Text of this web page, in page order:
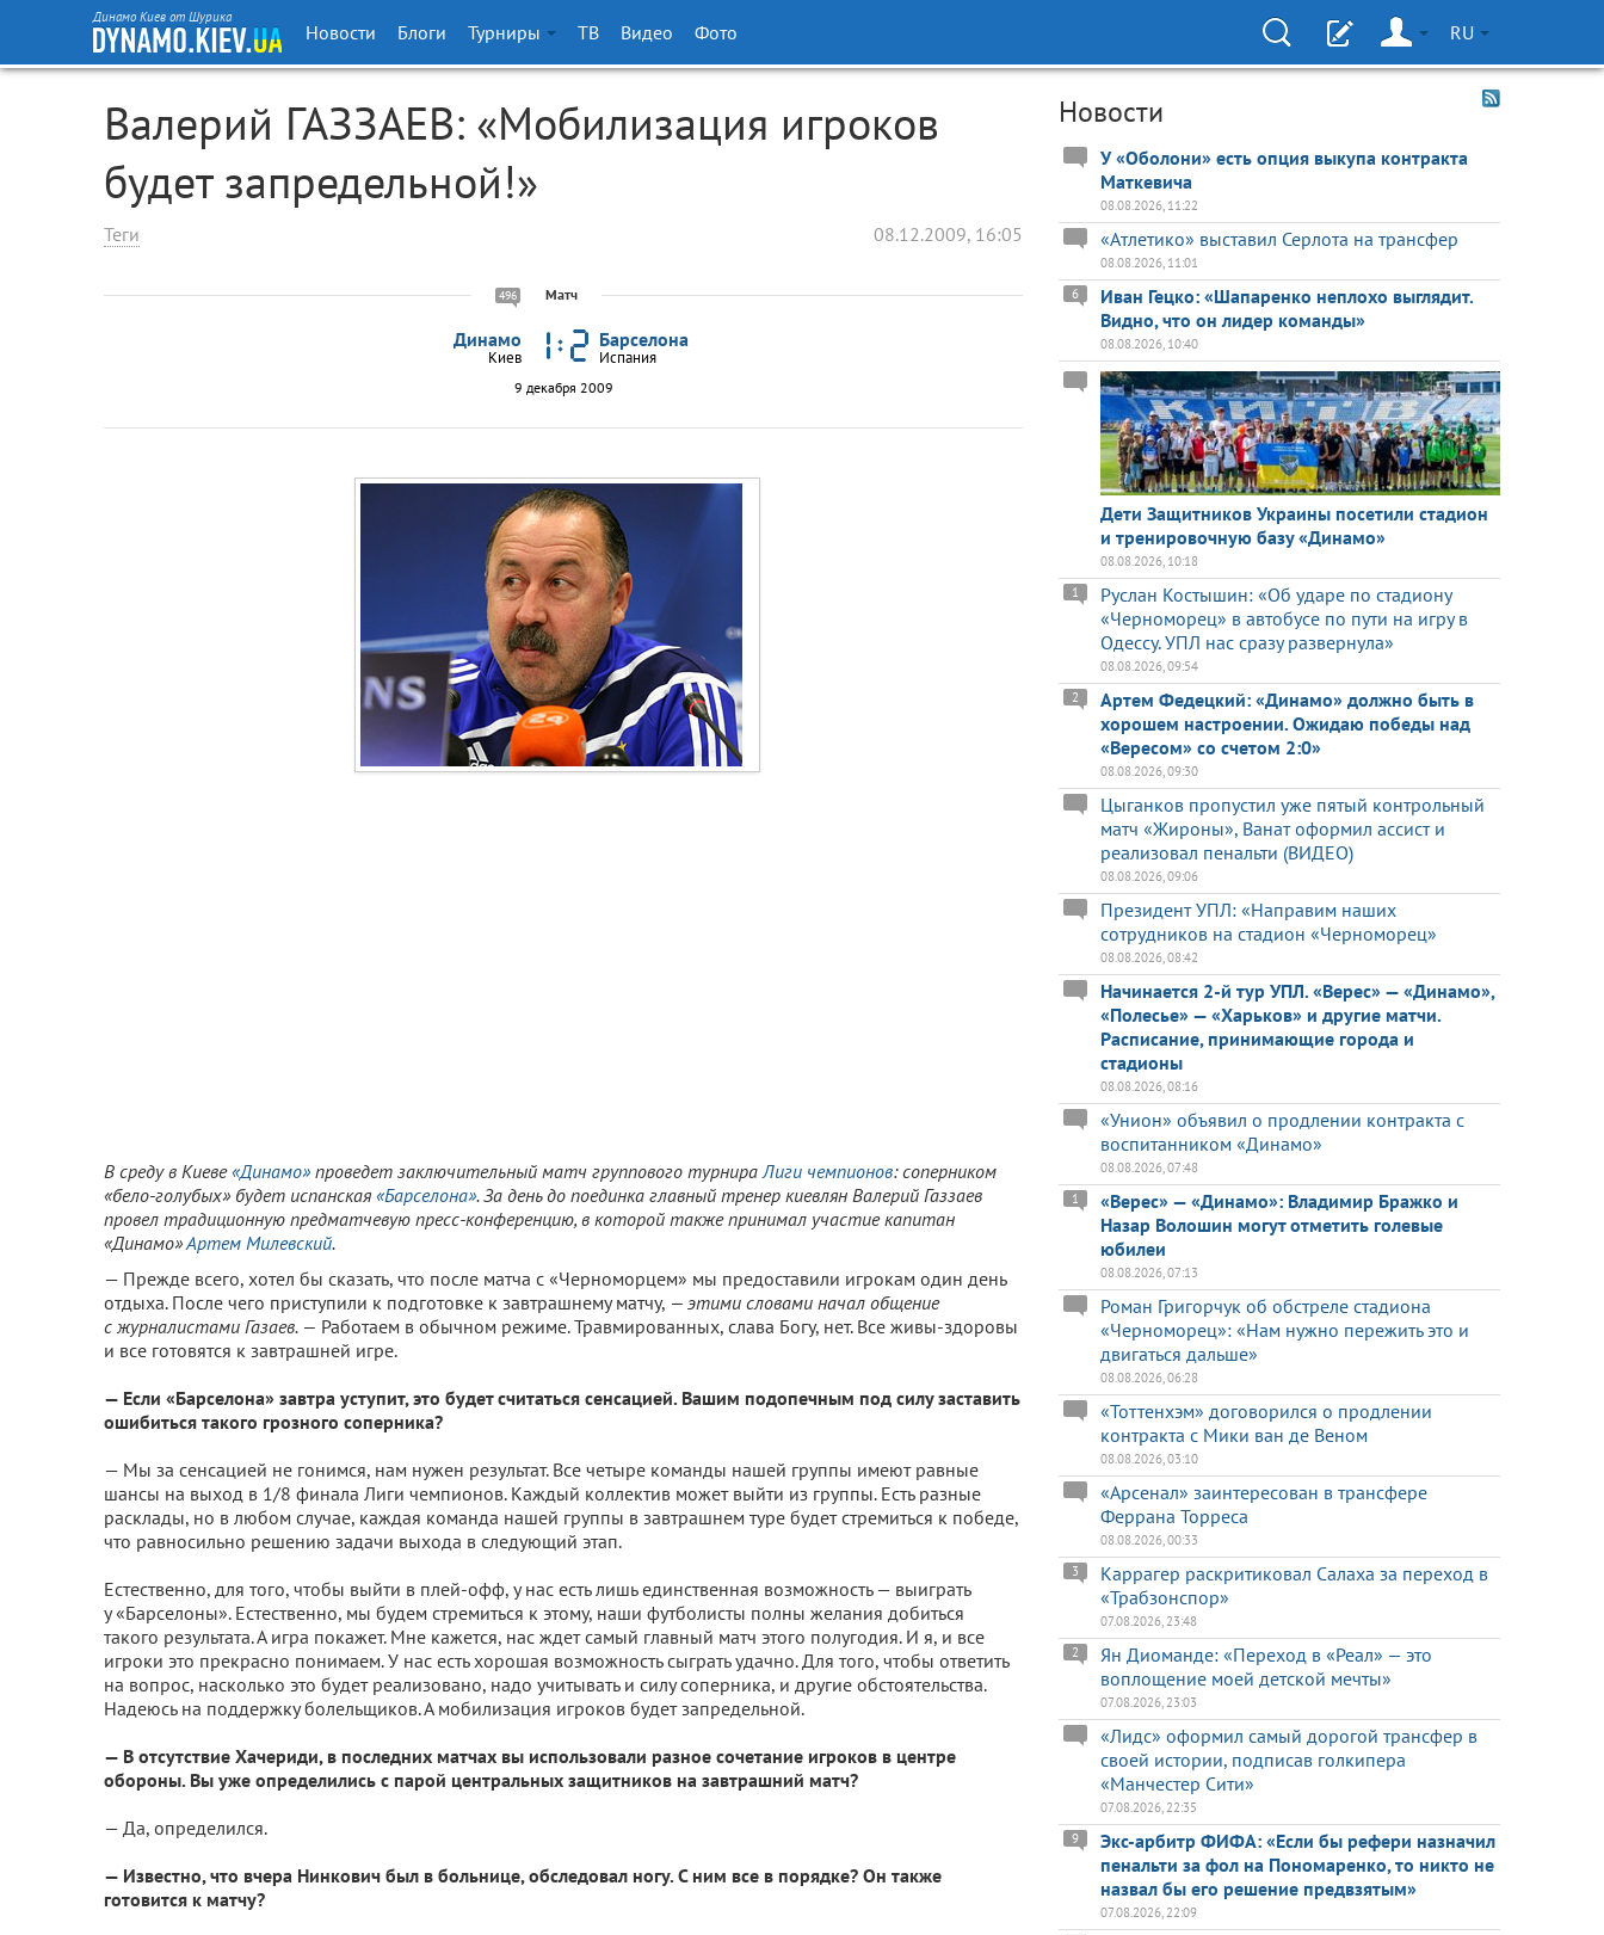
Динамо Киев от Шурика
Новости Блоги Турниры ТВ Видео Фото RU
Валерий ГАЗЗАЕВ: «Мобилизация игроков
будет запредельной!»
Теги 08.12.2009, 16:05
496 Матч
Динамо
Киев
Барселона
Испания
9 декабря 2009
В среду в Киеве«Динамо»проведет заключительный матч группового турнираЛиги чемпионов: соперником
«бело-голубых» будет испанская «Барселона». За день до поединка главный тренер киевлян Валерий Газзаев
провел традиционную предматчевую пресс-конференцию, в которой также принимал участие капитан
«Динамо»Артем Милевский.
— Прежде всего, хотел бы сказать, что после матча с «Черноморцем» мы предоставили игрокам один день
отдыха. После чего приступили к подготовке к завтрашнему матчу, — этими словами начал общение
с журналистами Газаев. — Работаем в обычном режиме. Травмированных, слава Богу, нет. Все живы-здоровы
и все готовятся к завтрашней игре.
— Если «Барселона» завтра уступит, это будет считаться сенсацией. Вашим подопечным под силу заставить
ошибиться такого грозного соперника?
— Мы за сенсацией не гонимся, нам нужен результат. Все четыре команды нашей группы имеют равные
шансы на выход в 1/8 финала Лиги чемпионов. Каждый коллектив может выйти из группы. Есть разные
расклады, но в любом случае, каждая команда нашей группы в завтрашнем туре будет стремиться к победе,
что равносильно решению задачи выхода в следующий этап.
Естественно, для того, чтобы выйти в плей-офф, у нас есть лишь единственная возможность — выиграть
у «Барселоны». Естественно, мы будем стремиться к этому, наши футболисты полны желания добиться
такого результата. А игра покажет. Мне кажется, нас ждет самый главный матч этого полугодия. И я, и все
игроки это прекрасно понимаем. У нас есть хорошая возможность сыграть удачно. Для того, чтобы ответить
на вопрос, насколько это будет реализовано, надо учитывать и силу соперника, и другие обстоятельства.
Надеюсь на поддержку болельщиков. А мобилизация игроков будет запредельной.
— В отсутствие Хачериди, в последних матчах вы использовали разное сочетание игроков в центре
обороны. Вы уже определились с парой центральных защитников на завтрашний матч?
— Да, определился.
— Известно, что вчера Нинкович был в больнице, обследовал ногу. С ним все в порядке? Он также
готовится к матчу?
Новости
У «Оболони» есть опция выкупа контракта
Маткевича
08.08.2026, 11:22
«Атлетико» выставил Серлота на трансфер
08.08.2026, 11:01
Иван Гецко: «Шапаренко неплохо выглядит.
Видно, что он лидер команды»
6
08.08.2026, 10:40
Дети Защитников Украины посетили стадион
и тренировочную базу «Динамо»
08.08.2026, 10:18
Руслан Костышин: «Об ударе по стадиону
«Черноморец» в автобусе по пути на игру в
Одессу. УПЛ нас сразу развернула»
1
08.08.2026, 09:54
Артем Федецкий: «Динамо» должно быть в
хорошем настроении. Ожидаю победы над
«Вересом» со счетом 2:0»
2
08.08.2026, 09:30
Цыганков пропустил уже пятый контрольный
матч «Жироны», Ванат оформил ассист и
реализовал пенальти (ВИДЕО)
08.08.2026, 09:06
Президент УПЛ: «Направим наших
сотрудников на стадион «Черноморец»
08.08.2026, 08:42
Начинается 2-й тур УПЛ. «Верес» — «Динамо»,
«Полесье» — «Харьков» и другие матчи.
Расписание, принимающие города и
стадионы
08.08.2026, 08:16
«Унион» объявил о продлении контракта с
воспитанником «Динамо»
08.08.2026, 07:48
«Верес» — «Динамо»: Владимир Бражко и
Назар Волошин могут отметить голевые
юбилеи
1
08.08.2026, 07:13
Роман Григорчук об обстреле стадиона
«Черноморец»: «Нам нужно пережить это и
двигаться дальше»
08.08.2026, 06:28
«Тоттенхэм» договорился о продлении
контракта с Мики ван де Веном
08.08.2026, 03:10
«Арсенал» заинтересован в трансфере
Феррана Торреса
08.08.2026, 00:33
Каррагер раскритиковал Салаха за переход в
«Трабзонспор»
3
07.08.2026, 23:48
Ян Диоманде: «Переход в «Реал» — это
воплощение моей детской мечты»
2
07.08.2026, 23:03
«Лидс» оформил самый дорогой трансфер в
своей истории, подписав голкипера
«Манчестер Сити»
07.08.2026, 22:35
Экс-арбитр ФИФА: «Если бы рефери назначил
пенальти за фол на Пономаренко, то никто не
назвал бы его решение предвзятым»
9
07.08.2026, 22:09